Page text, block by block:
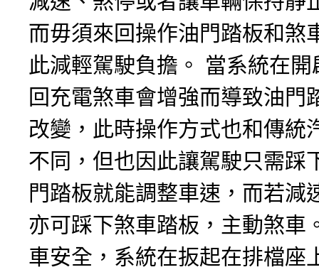
而毋須來回操作油門踏板和煞
此減輕駕駛負擔。 當系統在
回充電煞車會增強而導致油門
改變，此時操作方式也和傳統
不同，但也因此讓駕駛只需踩
門踏板就能調整車速，而若減
亦可踩下煞車踏板，主動煞車
車安全，系統在扳起在排檔座